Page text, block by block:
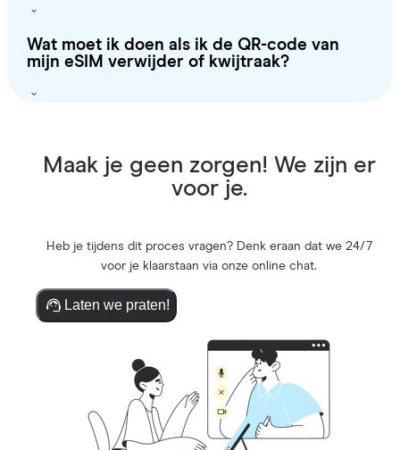
Wat moet ik doen als ik de QR-code van
mijn eSIM verwijder of kwijtraak?
Maak je geen zorgen! We zijn er
voor je.
Heb je tijdens dit proces vragen? Denk eraan dat we 24/7
voor je klaarstaan via onze online chat.
Laten we praten!